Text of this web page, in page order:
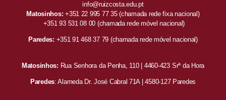
info@ruizcosta.edu.pt
Matosinhos: +351 22 995 77 35(chamada rede fixa nacional)
+351 93 531 08 00 (chamada rede móvel nacional)
Paredes: +351 91 468 37 79 (chamada rede móvel nacional)
Matosinhos: Rua Senhora da Penha, 110 | 4460-423 Srª da Hora
Paredes: Alameda Dr. José Cabral 71A | 4580-127 Paredes